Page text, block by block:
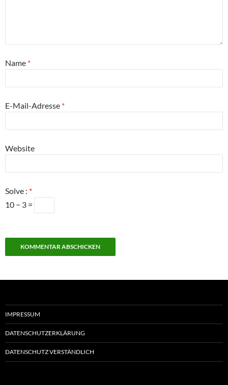
Name *
E-Mail-Adresse *
Website
Solve : *
10 − 3 =
IMPRESSUM
DATENSCHUTZERKLÄRUNG
DATENSCHUTZ VERSTÄNDLICH